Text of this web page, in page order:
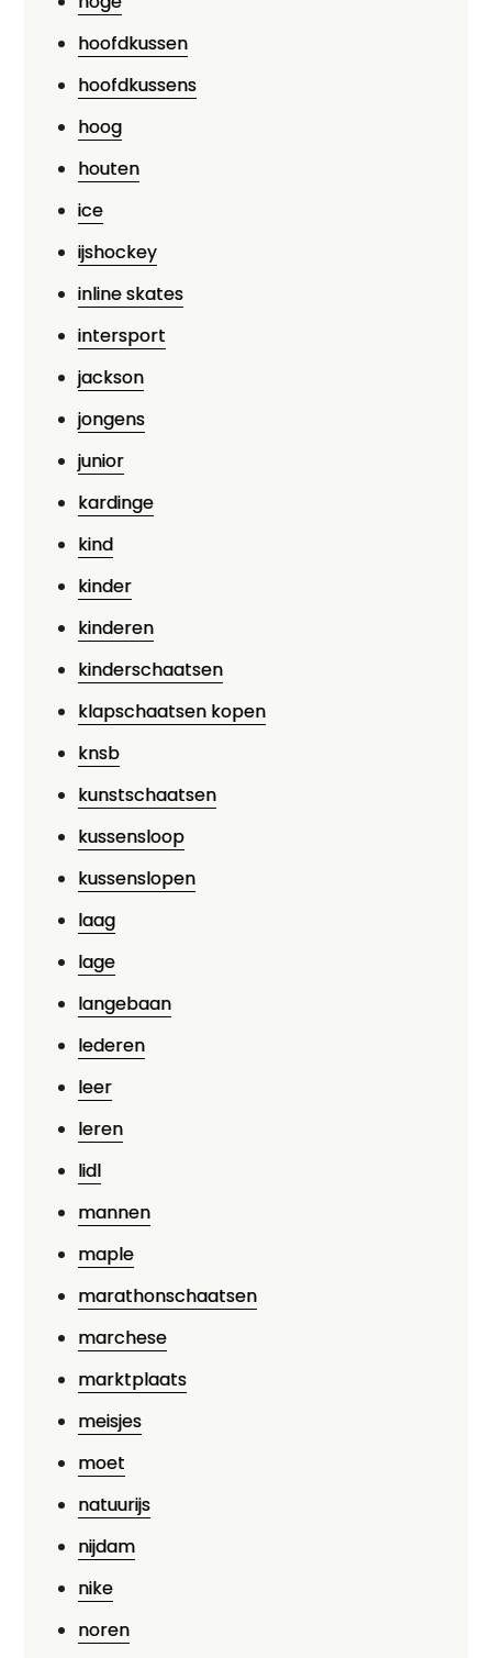
hoofdkussen
hoofdkussens
hoog
houten
ice
ijshockey
inline skates
intersport
jackson
jongens
junior
kardinge
kind
kinder
kinderen
kinderschaatsen
klapschaatsen kopen
knsb
kunstschaatsen
kussensloop
kussenslopen
laag
lage
langebaan
lederen
leer
leren
lidl
mannen
maple
marathonschaatsen
marchese
marktplaats
meisjes
moet
natuurijs
nijdam
nike
noren